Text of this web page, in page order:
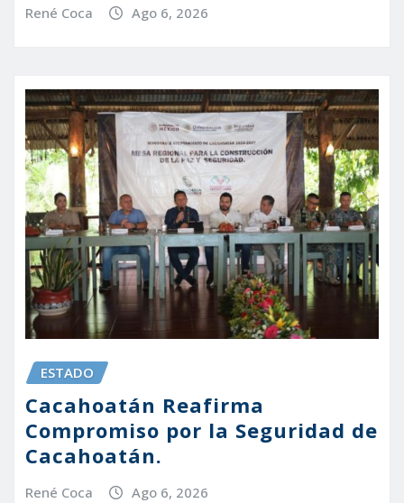
René Coca Ago 6, 2026
ESTADO
Cacahoatán Reafirma
Compromiso por la Seguridad de
Cacahoatán.
René Coca Ago 6, 2026